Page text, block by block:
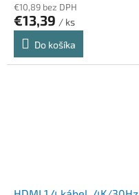
€10,89 bez DPH
€13,39 / ks
Do košíka